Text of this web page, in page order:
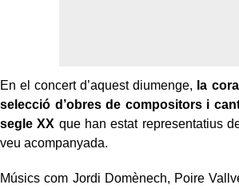
En el concert d’aquest diumenge, la
selecció d’obres de compositors i
segle XX que han estat representatius
veu acompanyada.
Músics com Jordi Domènech, Poire